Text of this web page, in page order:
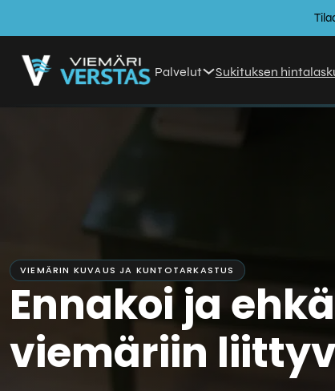
Palvelut Sukituksen
VIEMÄRIN KUVAUS JA KUNTOTARKASTUS
Ennakoi ja
viemäriin